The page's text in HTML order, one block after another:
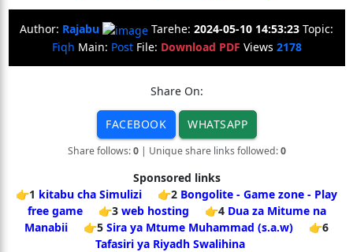
Author: Rajabu Tarehe: 2024-05-10 14:53:23 Topic:
Fiqh Main: PostFile: Download PDF Views 2178
Share On:
FACEBOOK WHATSAPP
Share follows:0| Unique share links followed:0
Sponsored links
👉1 kitabu cha Simulizi 👉2 Bongolite - Game zone - Play
free game
👉3 web hosting 👉4 Dua za Mitume na
Manabii
👉5 Sira ya Mtume Muhammad (s.a.w)
👉6
Tafasiri ya Riyadh Swalihina